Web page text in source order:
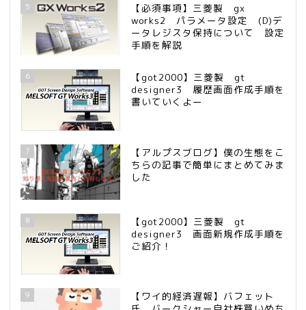
5
【必須事項】三菱製 gx
works2 パラメータ設定 (D)デ
ータレジスタ保持について 設定
手順を解説
6
【got2000】三菱製 gt
designer3 履歴画面作成手順を
書いていくよー
7
【アルプスブログ】僕の生態をこ
ちらの記事で簡単にまとめてみま
した
8
【got2000】三菱製 gt
designer3 画面新規作成手順を
ご紹介！
9
【ワイ的経済遅報】バフェット